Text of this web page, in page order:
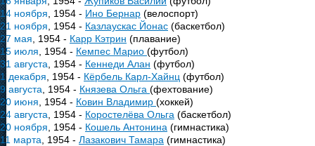
14 ноября , 1954 - Ино Бернар (велоспорт)
21 ноября , 1954 - Казлаускас Йонас (баскетбол)
27 мая , 1954 - Карр Кэтрин (плавание)
15 июля , 1954 - Кемпес Марио (футбол)
31 августа , 1954 - Кеннеди Алан (футбол)
1 декабря , 1954 - Кёрбель Карл-Хайнц (футбол)
9 августа , 1954 - Князева Ольга (фехтование)
20 июня , 1954 - Ковин Владимир (хоккей)
24 августа , 1954 - Коростелёва Ольга (баскетбол)
20 ноября , 1954 - Кошель Антонина (гимнастика)
11 марта , 1954 - Лазакович Тамара (гимнастика)